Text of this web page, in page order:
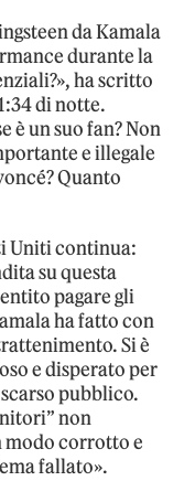
da Kamala
durante la
ha scritto
di notte.
è un suo fan? Non
e illegale
Quanto
Uniti continua:
su questa
pagare gli
ha fatto con
Si è
e disperato per
pubblico.
non
corrotto e
fallato».